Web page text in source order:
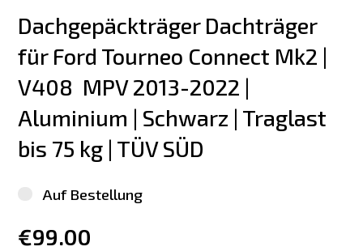
Dachgepäckträger Dachträger
für Ford Tourneo Connect Mk2 |
V408  MPV 2013-2022 |
Aluminium | Schwarz | Traglast
bis 75 kg | TÜV SÜD
Auf Bestellung
€99.00